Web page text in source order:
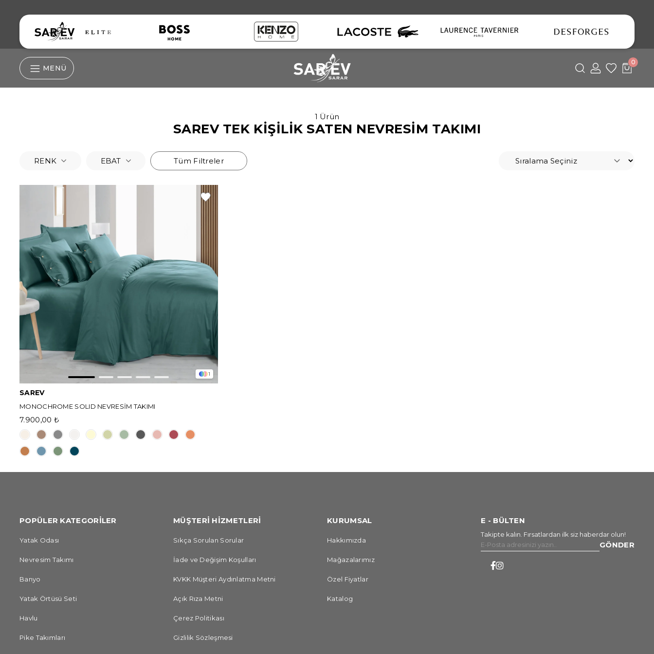
MENÜ
0
1 Ürün
SAREV TEK KİŞİLİK SATEN NEVRESİM TAKIMI
Tüm Filtreler
RENK EBAT
1
SAREV
MONOCHROME SOLID NEVRESİM TAKIMI
7.900,00 ₺
POPÜLER KATEGORİLER
Yatak Odası
Nevresim Takımı
Banyo
Yatak Örtüsü Seti
Havlu
Pike Takımları
MÜŞTERİ HİZMETLERİ
Sıkça Sorulan Sorular
İade ve Değişim Koşulları
KVKK Müşteri Aydınlatma Metni
Açık Rıza Metni
Çerez Politikası
Gizlilik Sözleşmesi
KURUMSAL
Hakkımızda
Mağazalarımız
Özel Fiyatlar
Katalog
E - BÜLTEN
Takipte kalın. Fırsatlardan ilk siz haberdar olun!
GÖNDER